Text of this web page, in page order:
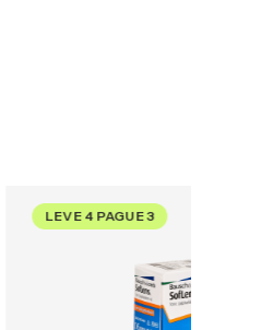
LEVE 4 PAGUE 3